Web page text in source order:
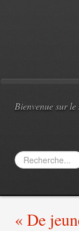
Bienvenue sur le
Rechercher
« De